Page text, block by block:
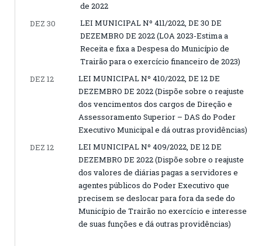
de 2022
DEZ 30
LEI MUNICIPAL Nº 411/2022, DE 30 DE
DEZEMBRO DE 2022 (LOA 2023-Estima a
Receita e fixa a Despesa do Município de
Trairão para o exercício financeiro de 2023)
DEZ 12
LEI MUNICIPAL Nº 410/2022, DE 12 DE
DEZEMBRO DE 2022 (Dispõe sobre o reajuste
dos vencimentos dos cargos de Direção e
Assessoramento Superior – DAS do Poder
Executivo Municipal e dá outras providências)
DEZ 12
LEI MUNICIPAL Nº 409/2022, DE 12 DE
DEZEMBRO DE 2022 (Dispõe sobre o reajuste
dos valores de diárias pagas a servidores e
agentes públicos do Poder Executivo que
precisem se deslocar para fora da sede do
Município de Trairão no exercício e interesse
de suas funções e dá outras providências)